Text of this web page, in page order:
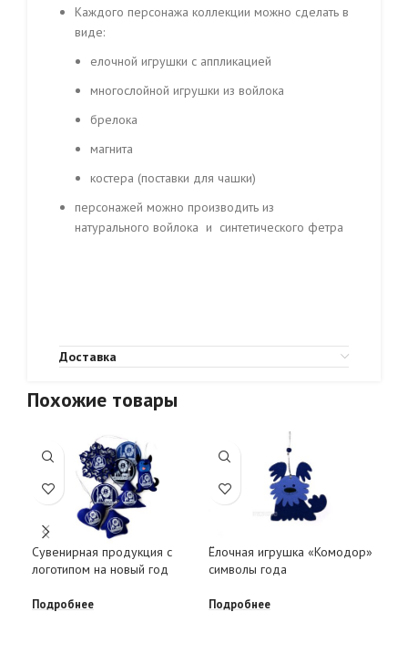
Каждого персонажа коллекции можно сделать в
виде:
елочной игрушки с аппликацией
многослойной игрушки из войлока
брелока
магнита
костера (поставки для чашки)
персонажей можно производить из
натурального войлока и синтетического фетра
Доставка
Похожие товары
Сувенирная продукция с
логотипом на новый год
Подробнее
Ёлочная игрушка «Комодор»
символы года
Подробнее